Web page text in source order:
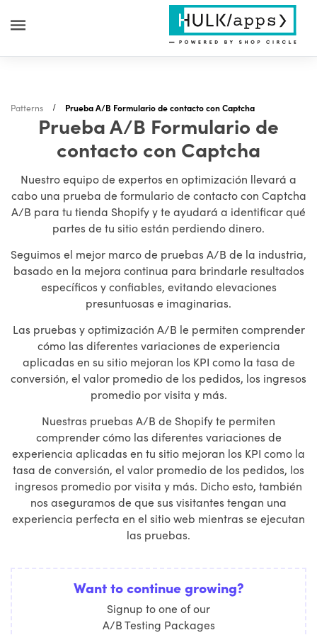
Patterns Prueba A/B Formulario de contacto con Captcha
Prueba A/B Formulario de
contacto con Captcha
Nuestro equipo de expertos en optimización llevará a
cabo una prueba de formulario de contacto con Captcha
A/B para tu tienda Shopify y te ayudará a identificar qué
partes de tu sitio están perdiendo dinero.
Seguimos el mejor marco de pruebas A/B de la industria,
basado en la mejora continua para brindarle resultados
específicos y confiables, evitando elevaciones
presuntuosas e imaginarias.
Las pruebas y optimización A/B le permiten comprender
cómo las diferentes variaciones de experiencia
aplicadas en su sitio mejoran los KPI como la tasa de
conversión, el valor promedio de los pedidos, los ingresos
promedio por visita y más.
Nuestras pruebas A/B de Shopify te permiten
comprender cómo las diferentes variaciones de
experiencia aplicadas en tu sitio mejoran los KPI como la
tasa de conversión, el valor promedio de los pedidos, los
ingresos promedio por visita y más. Dicho esto, también
nos aseguramos de que sus visitantes tengan una
experiencia perfecta en el sitio web mientras se ejecutan
las pruebas.
Want to continue growing?
Signup to one of our
A/B Testing Packages